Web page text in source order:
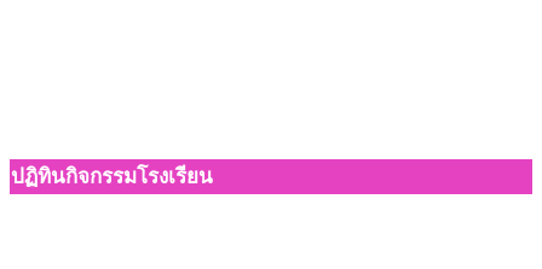
ปฏิทินกิจกรรมโรงเรียน